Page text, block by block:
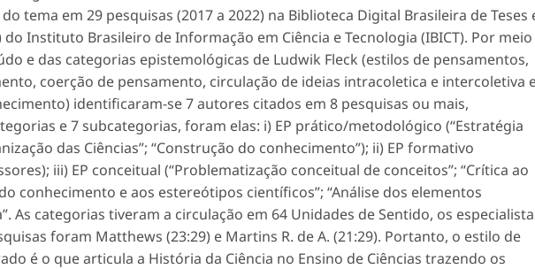
tema em 29 pesquisas (2017 a 2022) na Biblioteca Digital Brasileira de Teses
do Instituto Brasileiro de Informação em Ciência e Tecnologia (IBICT). Por meio
e das categorias epistemológicas de Ludwik Fleck (estilos de pensamentos,
coerção de pensamento, circulação de ideias intracoletica e intercoletiva
identificaram-se 7 autores citados em 8 pesquisas ou mais,
e 7 subcategorias, foram elas: i) EP prático/metodológico (“Estratégia
das Ciências”; “Construção do conhecimento”); ii) EP formativo
iii) EP conceitual (“Problematização conceitual de conceitos”; “Crítica ao
conhecimento e aos estereótipos científicos”; “Análise dos elementos
As categorias tiveram a circulação em 64 Unidades de Sentido, os
foram Matthews (23:29) e Martins R. de A. (21:29). Portanto, o estilo de
é o que articula a História da Ciência no Ensino de Ciências trazendo os